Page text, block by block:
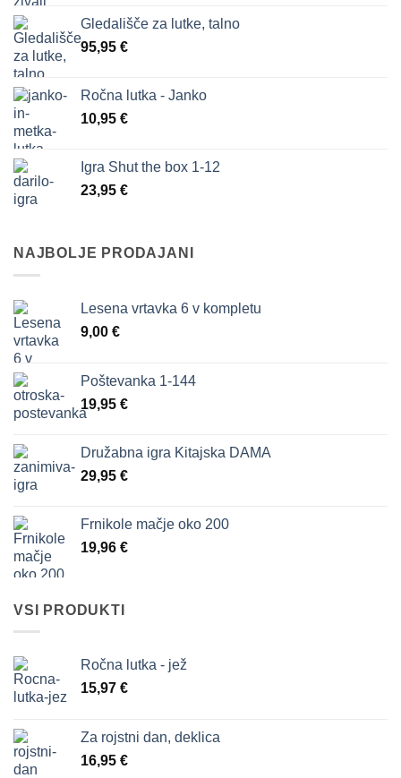
bila:
34,80 €.
Gledališče za lutke, talno
95,95 €
Ročna lutka - Janko
10,95 €
Igra Shut the box 1-12
23,95 €
NAJBOLJE PRODAJANI
Lesena vrtavka 6 v kompletu
9,00 €
Poštevanka 1-144
19,95 €
Družabna igra Kitajska DAMA
29,95 €
Frnikole mačje oko 200
19,96 €
VSI PRODUKTI
Ročna lutka - jež
15,97 €
Za rojstni dan, deklica
16,95 €